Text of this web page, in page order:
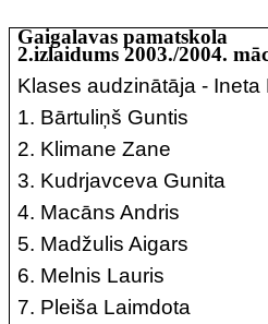
Gaigalavas pamatskola
2.izlaidums 2003./2004.
Klases audzinātāja - Ineta
1. Bārtuliņš Guntis
2. Klimane Zane
3. Kudrjavceva Gunita
4. Macāns Andris
5. Madžulis Aigars
6. Melnis Lauris
7. Pleiša Laimdota